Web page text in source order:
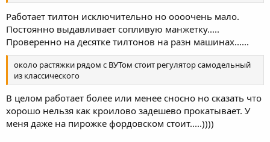
Работает тилтон исключительно но оооочень мало.
Постоянно выдавливает сопливую манжетку.....
Проверенно на десятке тилтонов на разн машинах......
около растяжки рядом с ВУТом стоит регулятор самодельный
из классического
В целом работает более или менее сносно но сказать что
хорошо нельзя как кроилово задешево прокатывает. У
меня даже на пирожке фордовском стоит.....))))